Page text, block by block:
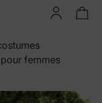
femmes